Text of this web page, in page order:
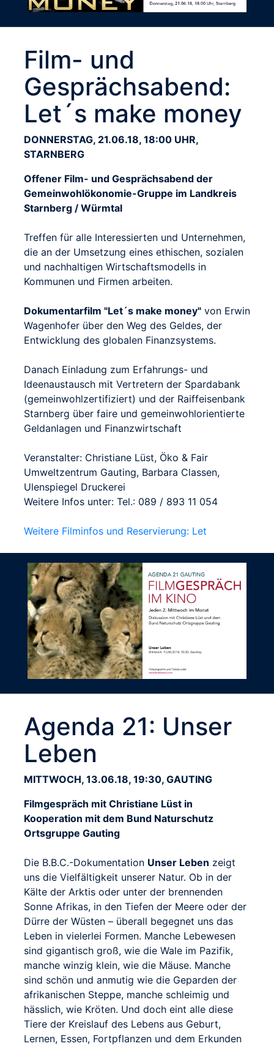
Film- und
Gesprächsabend:
Let´s make money
DONNERSTAG, 21.06.18, 18:00 UHR,
STARNBERG
Offener Film- und Gesprächsabend der
Gemeinwohlökonomie-Gruppe im Landkreis
Starnberg / Würmtal
Treffen für alle Interessierten und Unternehmen,
die an der Umsetzung eines ethischen, sozialen
und nachhaltigen Wirtschaftsmodells in
Kommunen und Firmen arbeiten.
Dokumentarfilm "Let´s make money" von Erwin
Wagenhofer über den Weg des Geldes, der
Entwicklung des globalen Finanzsystems.
Danach Einladung zum Erfahrungs- und
Ideenaustausch mit Vertretern der Spardabank
(gemeinwohlzertifiziert) und der Raiffeisenbank
Starnberg über faire und gemeinwohlorientierte
Geldanlagen und Finanzwirtschaft
Veranstalter: Christiane Lüst, Öko & Fair
Umweltzentrum Gauting, Barbara Classen,
Ulenspiegel Druckerei
Weitere Infos unter: Tel.: 089 / 893 11 054
Weitere Filminfos und Reservierung: Let
Agenda 21: Unser
Leben
MITTWOCH, 13.06.18, 19:30, GAUTING
Filmgespräch mit Christiane Lüst in
Kooperation mit dem Bund Naturschutz
Ortsgruppe Gauting
Die B.B.C.-Dokumentation Unser Leben zeigt
uns die Vielfältigkeit unserer Natur. Ob in der
Kälte der Arktis oder unter der brennenden
Sonne Afrikas, in den Tiefen der Meere oder der
Dürre der Wüsten – überall begegnet uns das
Leben in vielerlei Formen. Manche Lebewesen
sind gigantisch groß, wie die Wale im Pazifik,
manche winzig klein, wie die Mäuse. Manche
sind schön und anmutig wie die Geparden der
afrikanischen Steppe, manche schleimig und
hässlich, wie Kröten. Und doch eint alle diese
Tiere der Kreislauf des Lebens aus Geburt,
Lernen, Essen, Fortpflanzen und dem Erkunden